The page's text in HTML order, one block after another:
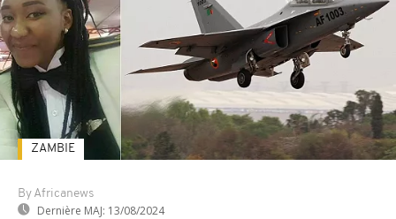
By Africanews
Dernière MAJ: 13/08/2024
ZAMBIE